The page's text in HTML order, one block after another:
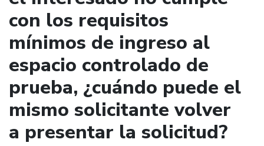
con los requisitos
mínimos de ingreso al
espacio controlado de
prueba, ¿cuándo puede el
mismo solicitante volver
a presentar la solicitud?